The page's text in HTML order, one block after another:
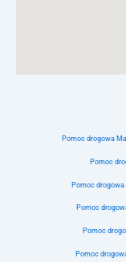
Pomoc drogowa
Pomoc
Pomoc drogowa
Pomoc
Pomoc
Pomoc